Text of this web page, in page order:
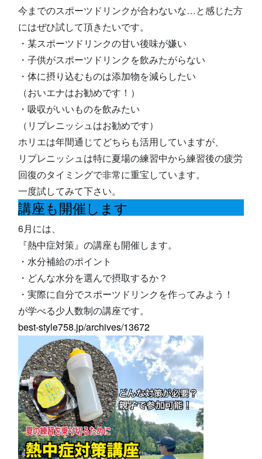
今までのスポーツドリンクが合わないな…と感じた方
にはぜひ試して頂きたいです。
・某スポーツドリンクの甘い後味が嫌い
・子供がスポーツドリンクを飲みたがらない
・体に摂り込むものは添加物を減らしたい
（おいエナはお勧めです！）
・吸収がいいものを飲みたい
（リプレニッシュはお勧めです）
ホリエは年間通じてどちらも活用していますが、
リプレニッシュは特に夏場の練習中から練習後の疲労
回復のタイミングで非常に重宝しています。
一度試してみて下さい。
講座も開催します
6月には、
『熱中症対策』の講座も開催します。
・水分補給のポイント
・どんな水分を選んで摂取するか？
・実際に自分でスポーツドリンクを作ってみよう！
が学べる少人数制の講座です。
best-style758.jp/archives/13672